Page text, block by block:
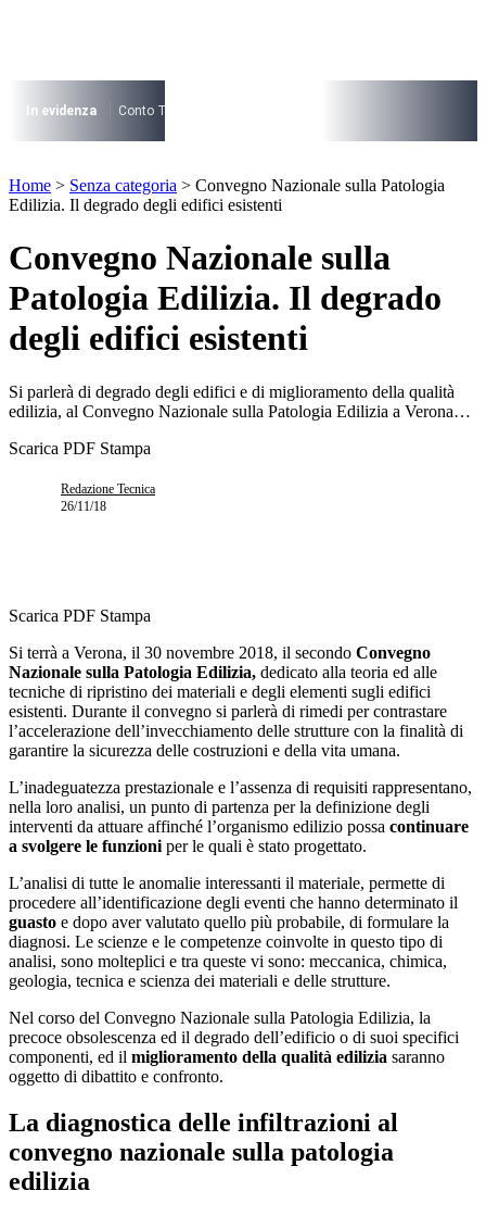
I più cercati
Lorem ipsum dolor sit amet consectetur
Lorem ipsum dolor sit amet consectetur
In evidenza Conto Termico
Lorem ipsum dolor sit amet consectetur
Home > Senza categoria > Convegno Nazionale sulla Patologia
Edilizia. Il degrado degli edifici esistenti
Convegno Nazionale sulla
Patologia Edilizia. Il degrado
degli edifici esistenti
Si parlerà di degrado degli edifici e di miglioramento della qualità
edilizia, al Convegno Nazionale sulla Patologia Edilizia a Verona…
Scarica PDF Stampa
Redazione Tecnica
26/11/18
Scarica PDF Stampa
Si terrà a Verona, il 30 novembre 2018, il secondo Convegno
Nazionale sulla Patologia Edilizia, dedicato alla teoria ed alle
tecniche di ripristino dei materiali e degli elementi sugli edifici
esistenti. Durante il convegno si parlerà di rimedi per contrastare
l’accelerazione dell’invecchiamento delle strutture con la finalità di
garantire la sicurezza delle costruzioni e della vita umana.
L’inadeguatezza prestazionale e l’assenza di requisiti rappresentano,
nella loro analisi, un punto di partenza per la definizione degli
interventi da attuare affinché l’organismo edilizio possa continuare
a svolgere le funzioni per le quali è stato progettato.
L’analisi di tutte le anomalie interessanti il materiale, permette di
procedere all’identificazione degli eventi che hanno determinato il
guasto e dopo aver valutato quello più probabile, di formulare la
diagnosi. Le scienze e le competenze coinvolte in questo tipo di
analisi, sono molteplici e tra queste vi sono: meccanica, chimica,
geologia, tecnica e scienza dei materiali e delle strutture.
Nel corso del Convegno Nazionale sulla Patologia Edilizia, la
precoce obsolescenza ed il degrado dell’edificio o di suoi specifici
componenti, ed il miglioramento della qualità edilizia saranno
oggetto di dibattito e confronto.
La diagnostica delle infiltrazioni al
convegno nazionale sulla patologia
edilizia